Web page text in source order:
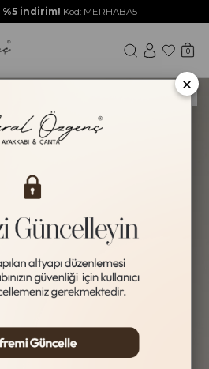
%5 indirim! Kod: MERHABA5
0
Yeni Ürün
×